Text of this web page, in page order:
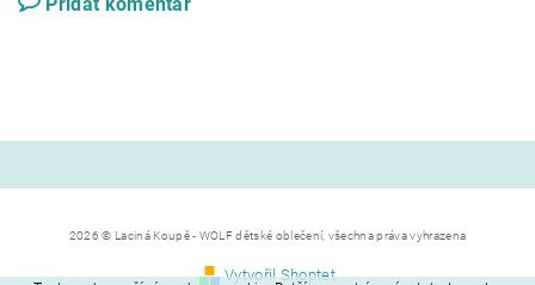
2026 © Laciná Koupě - WOLF dětské oblečení, všechna práva vyhrazena
Vytvořil Shoptet